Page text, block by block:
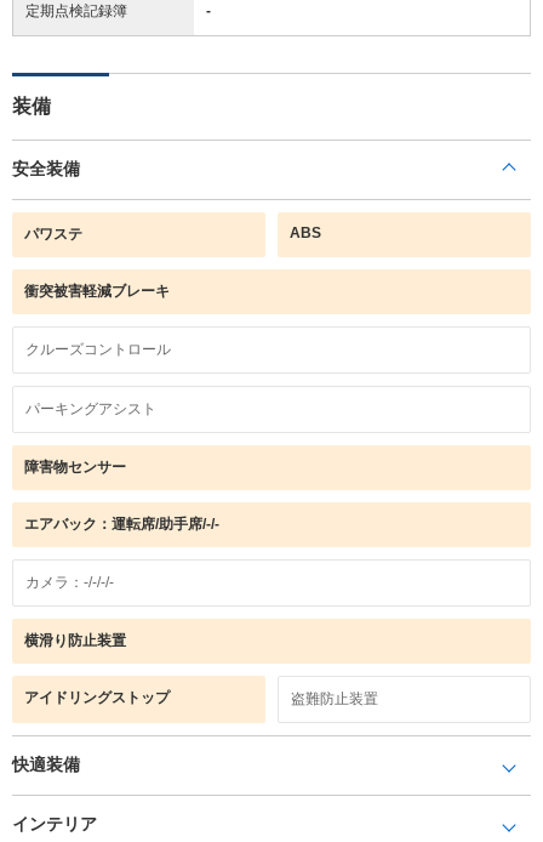
定期点検記録簿 -
装備
安全装備
パワステ ABS
衝突被害軽減ブレーキ
クルーズコントロール
パーキングアシスト
障害物センサー
エアバック：運転席/助手席/-/-
カメラ：-/-/-/-
横滑り防止装置
アイドリングストップ 盗難防止装置
快適装備
インテリア